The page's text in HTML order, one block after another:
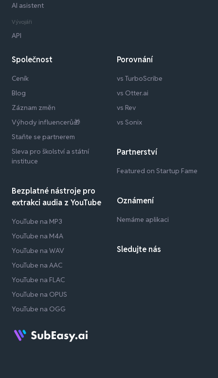
AI asistent
Vývojáři
API
Společnost
Ceník
Blog
Záznam změn
Výhody influencerů🎁
Staňte se partnerem
Sleva pro školství a státní
instituce
Bezplatné nástroje pro
extrakci audia z YouTube
YouTube na MP3
YouTube na M4A
YouTube na WAV
YouTube na AAC
YouTube na FLAC
YouTube na OPUS
YouTube na OGG
Porovnání
vs TurboScribe
vs Otter.ai
vs Rev
vs Sonix
Partnerství
Featured on Startup Fame
Oznámení
Nemáme aplikaci
Sledujte nás